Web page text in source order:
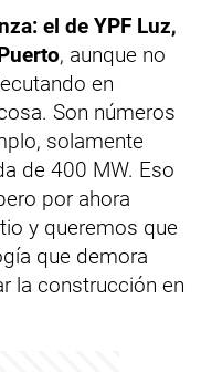
el de YPF Luz,
, aunque no
en
Son números
solamente
de 400 MW. Eso
por ahora
y queremos que
que demora
la construcción en